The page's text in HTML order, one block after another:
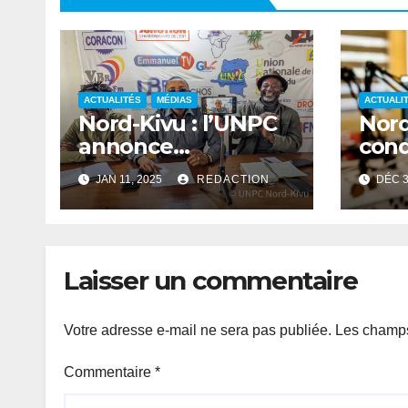
ACTUALITÉS MÉDIAS
Nord-Kivu : l’UNPC
annonce
l’identification des
journalistes
professionnels et
JAN 11, 2025 REDACTION DÉC
Laisser un commentaire
Votre adresse e-mail ne sera pas publiée. Les
Commentaire *